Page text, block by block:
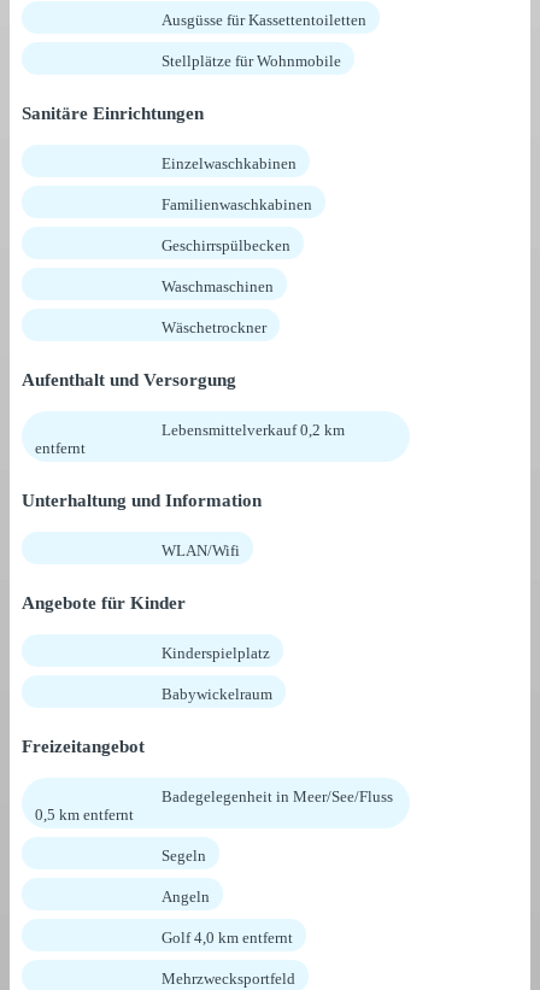
Ausgüsse für Kassettentoiletten
Stellplätze für Wohnmobile
Sanitäre Einrichtungen
Einzelwaschkabinen
Familienwaschkabinen
Geschirrspülbecken
Waschmaschinen
Wäschetrockner
Aufenthalt und Versorgung
Lebensmittelverkauf 0,2 km
entfernt
Unterhaltung und Information
WLAN/Wifi
Angebote für Kinder
Kinderspielplatz
Babywickelraum
Freizeitangebot
Badegelegenheit in Meer/See/Fluss
0,5 km entfernt
Segeln
Angeln
Golf 4,0 km entfernt
Mehrzwecksportfeld